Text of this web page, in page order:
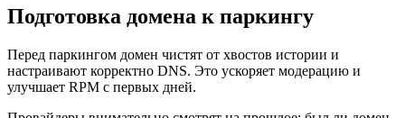
Подготовка домена к паркингу
Перед паркингом домен чистят от хвостов истории и
настраивают корректно DNS. Это ускоряет модерацию и
улучшает RPM с первых дней.